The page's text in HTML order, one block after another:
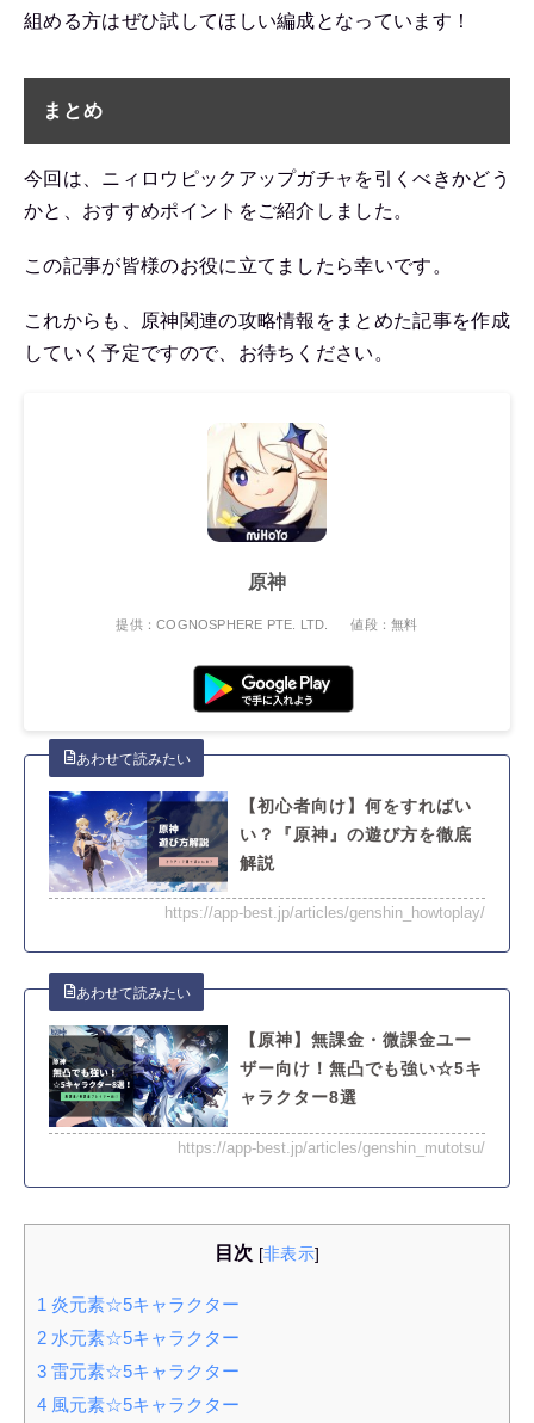
組める方はぜひ試してほしい編成となっています！
まとめ
今回は、ニィロウピックアップガチャを引くべきかどう
かと、おすすめポイントをご紹介しました。
この記事が皆様のお役に立てましたら幸いです。
これからも、原神関連の攻略情報をまとめた記事を作成
していく予定ですので、お待ちください。
原神
提供：COGNOSPHERE PTE. LTD. 値段：無料
【初心者向け】何をすればい
い？『原神』の遊び方を徹底
解説
https://app-best.jp/articles/genshin_howtoplay/
【原神】無課金・微課金ユー
ザー向け！無凸でも強い☆5キ
ャラクター8選
https://app-best.jp/articles/genshin_mutotsu/
目次 [非表示]
1 炎元素☆5キャラクター
2 水元素☆5キャラクター
3 雷元素☆5キャラクター
4 風元素☆5キャラクター